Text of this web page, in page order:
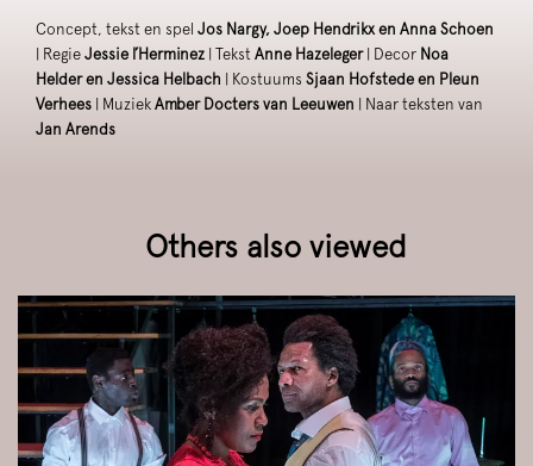
Concept, tekst en spel Jos Nargy, Joep Hendrikx en Anna Schoen
| Regie Jessie l’Herminez | Tekst Anne Hazeleger| Decor Noa
Helder en Jessica Helbach | Kostuums Sjaan Hofstede en Pleun
Verhees | Muziek Amber Docters van Leeuwen | Naar teksten van
Jan Arends
Others also viewed